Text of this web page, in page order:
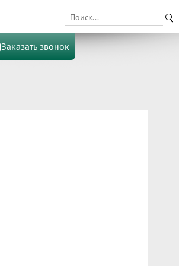
Заказать звонок